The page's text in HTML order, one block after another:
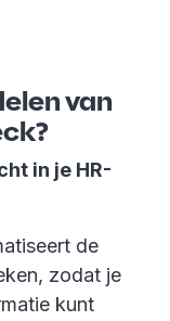
van
in je HR-
de
zodat je
kunt